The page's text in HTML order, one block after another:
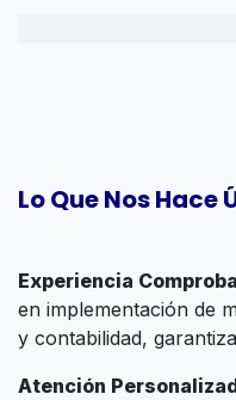
Lo Que Nos Hace
Experiencia
en implementación de
y contabilidad,
Atención